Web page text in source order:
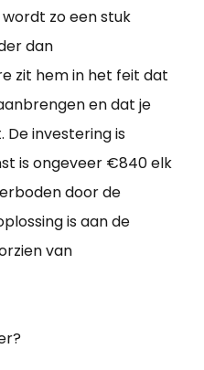
zo een stuk
dan
zit hem in het feit dat
en dat je
De investering is
is ongeveer €840 elk
door de
is aan de
van